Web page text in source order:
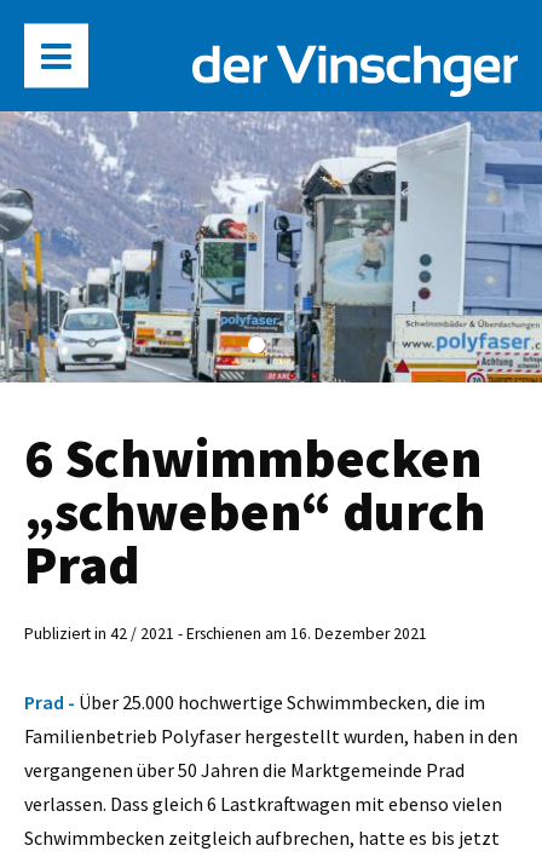
6 Schwimmbecken
„schweben“ durch
Prad
Publiziert in 42 / 2021 - Erschienen am 16. Dezember 2021
Prad - Über 25.000 hochwertige Schwimmbecken, die im
Familienbetrieb Polyfaser hergestellt wurden, haben in den
vergangenen über 50 Jahren die Marktgemeinde Prad
verlassen. Dass gleich 6 Lastkraftwagen mit ebenso vielen
Schwimmbecken zeitgleich aufbrechen, hatte es bis jetzt